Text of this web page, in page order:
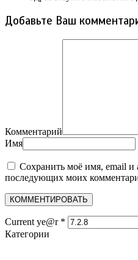
Добавьте Ваш
Комментарий
Имя
Сохранить моё имя, email и
последующих моих
Current ye@r *
Категории